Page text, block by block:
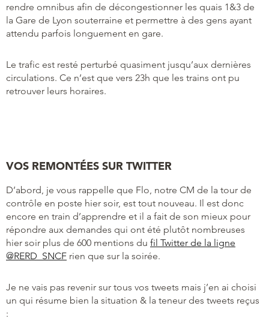
rendre omnibus afin de décongestionner les quais 1&3 de
la Gare de Lyon souterraine et permettre à des gens ayant
attendu parfois longuement en gare.
Le trafic est resté perturbé quasiment jusqu’aux dernières
circulations. Ce n’est que vers 23h que les trains ont pu
retrouver leurs horaires.
VOS REMONTÉES SUR TWITTER
D’abord, je vous rappelle que Flo, notre CM de la tour de
contrôle en poste hier soir, est tout nouveau. Il est donc
encore en train d’apprendre et il a fait de son mieux pour
répondre aux demandes qui ont été plutôt nombreuses
hier soir plus de 600 mentions du fil Twitter de la ligne
@RERD_SNCF rien que sur la soirée.
Je ne vais pas revenir sur tous vos tweets mais j’en ai choisi
un qui résume bien la situation & la teneur des tweets reçus
: